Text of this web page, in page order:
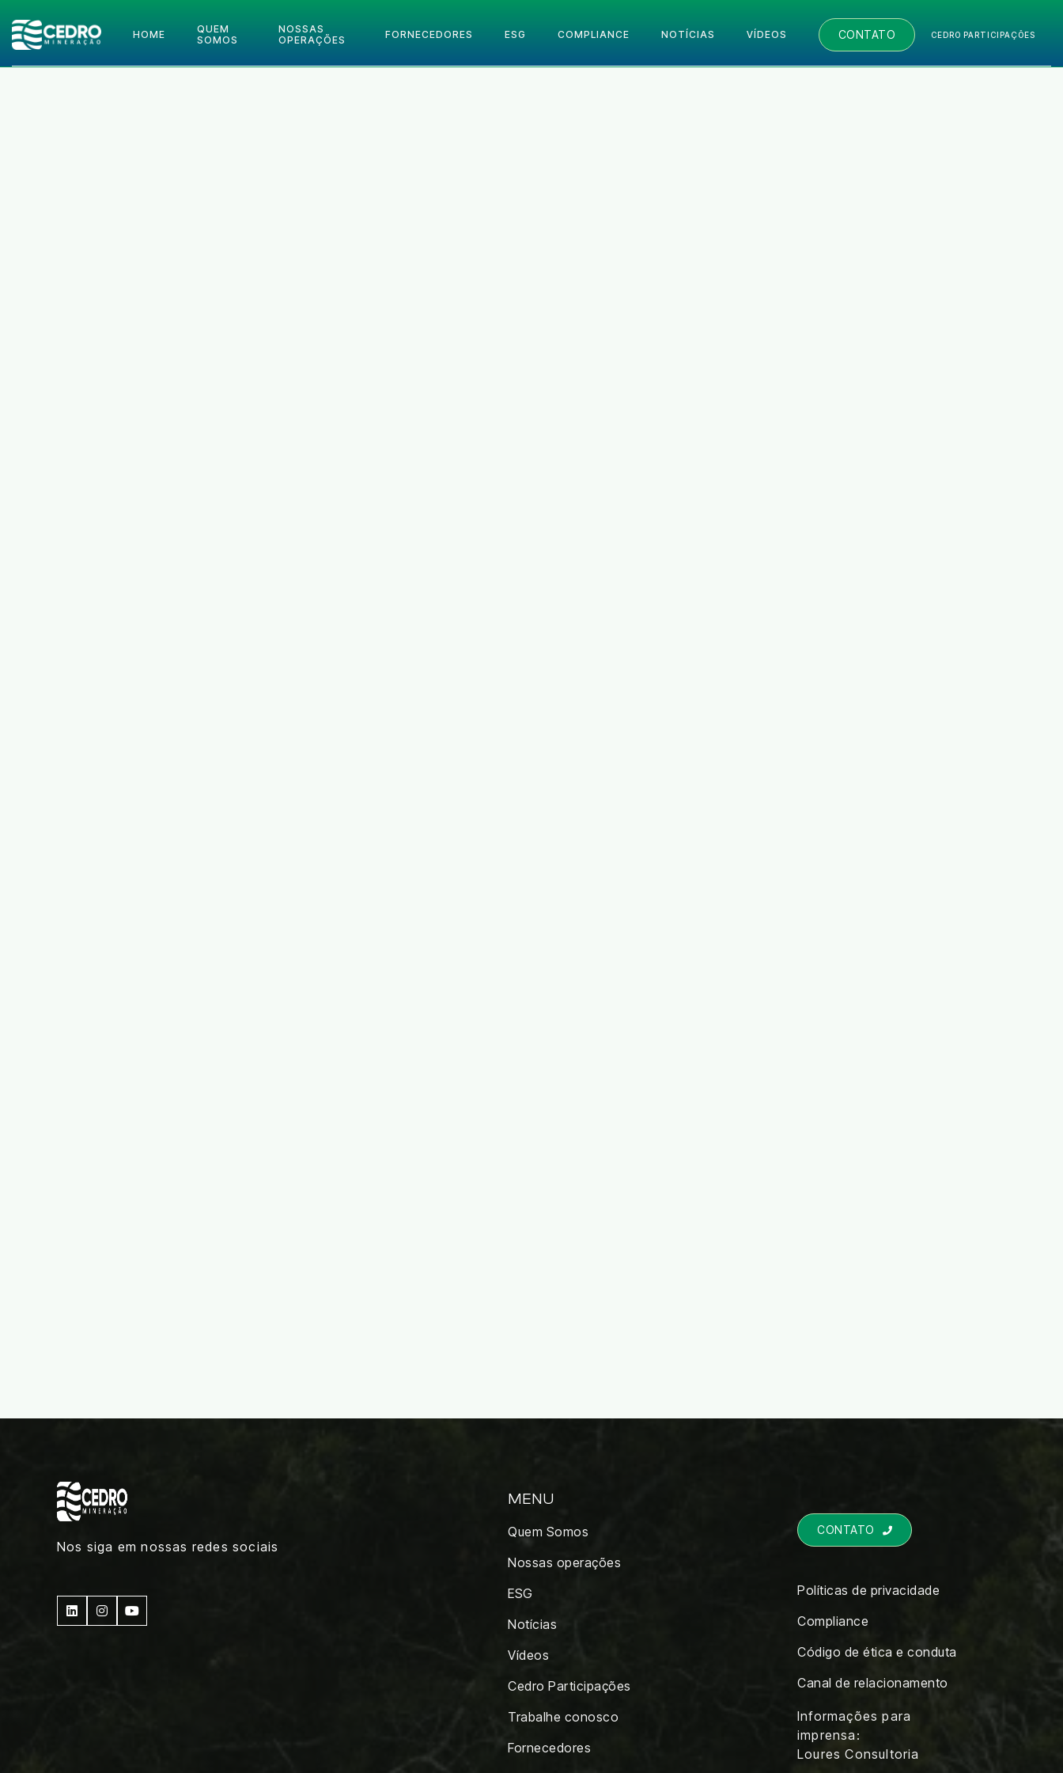
HOME
QUEM
SOMOS
NOSSAS
OPERAÇÕES
FORNECEDORES ESG COMPLIANCE NOTÍCIAS VÍDEOS CONTATO CEDRO PARTICIPAÇÕES
Nos siga em nossas redes sociais
  
MENU
Quem Somos
Nossas operações
ESG
Notícias
Vídeos
Cedro Participações
Trabalhe conosco
Fornecedores
CONTATO 
Políticas de privacidade
Compliance
Código de ética e conduta
Canal de relacionamento
Informações para
imprensa:
Loures Consultoria